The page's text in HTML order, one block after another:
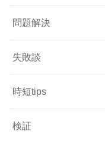
問題解決
失敗談
時短tips
検証